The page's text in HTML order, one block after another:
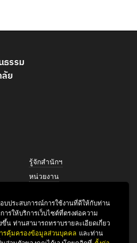
ธรรม
ย
รู้จักสำนักฯ
หน่วยงาน
บริการของเรา
ติดต่อเรา
บประสบการณ์การใช้งานที่ดีให้กับท่าน
รให้บริการเว็บไซต์ที่ตรงต่อความ
น ท่านสามารถทราบรายละเอียดเกี่ยว
รคุ้มครองข้อมูลส่วนบุคคล และท่าน